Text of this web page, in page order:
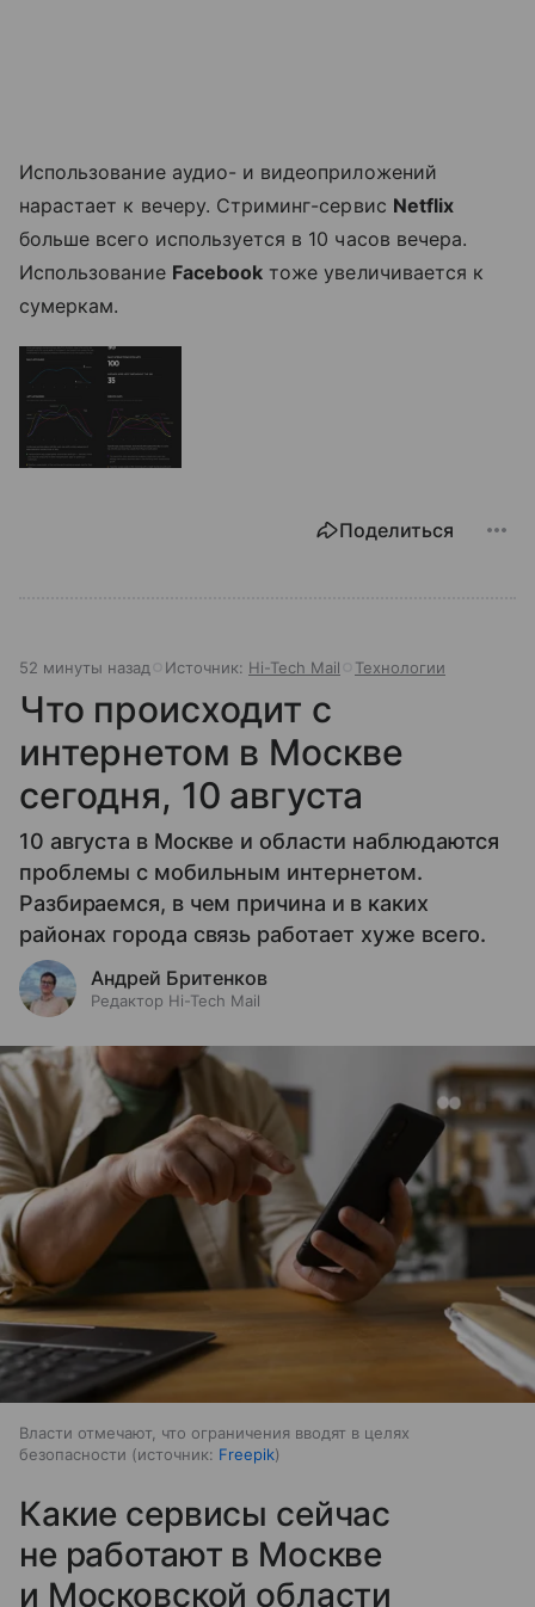
Использование аудио- и видеоприложений
нарастает к вечеру. Стриминг-сервис Netflix
больше всего используется в 10 часов вечера.
Использование Facebook тоже увеличивается к
сумеркам.
Поделиться
52 минуты назад Источник: Hi-Tech Mail Технологии
Что происходит с
интернетом в Москве
сегодня, 10 августа
10 августа в Москве и области наблюдаются
проблемы с мобильным интернетом.
Разбираемся, в чем причина и в каких
районах города связь работает хуже всего.
Андрей Бритенков
Редактор Hi-Tech Mail
Власти отмечают, что ограничения вводят в целях
безопасности
источник: Freepik
Какие сервисы сейчас
не работают в Москве
и Московской области